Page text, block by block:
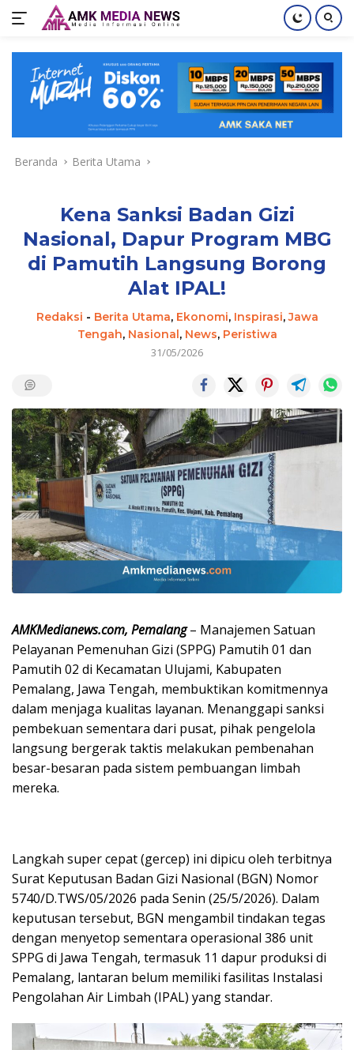
konten
Beranda Berita Utama
Kena Sanksi Badan Gizi
Nasional, Dapur Program MBG
di Pamutih Langsung Borong
Alat IPAL!
Redaksi - Berita Utama, Ekonomi, Inspirasi,Jawa
Tengah, Nasional, News, Peristiwa
31/05/2026
AMKMedianews.com, Pemalang– Manajemen Satuan
Pelayanan Pemenuhan Gizi (SPPG) Pamutih 01 dan
Pamutih 02 di Kecamatan Ulujami, Kabupaten
Pemalang, Jawa Tengah, membuktikan komitmennya
dalam menjaga kualitas layanan. Menanggapi sanksi
pembekuan sementara dari pusat, pihak pengelola
langsung bergerak taktis melakukan pembenahan
besar-besaran pada sistem pembuangan limbah
mereka.
​Langkah super cepat (gercep) ini dipicu oleh terbitnya
Surat Keputusan Badan Gizi Nasional (BGN) Nomor
5740/D.TWS/05/2026 pada Senin (25/5/2026). Dalam
keputusan tersebut, BGN mengambil tindakan tegas
dengan menyetop sementara operasional 386 unit
SPPG di Jawa Tengah, termasuk 11 dapur produksi di
Pemalang, lantaran belum memiliki fasilitas Instalasi
Pengolahan Air Limbah (IPAL) yang standar.